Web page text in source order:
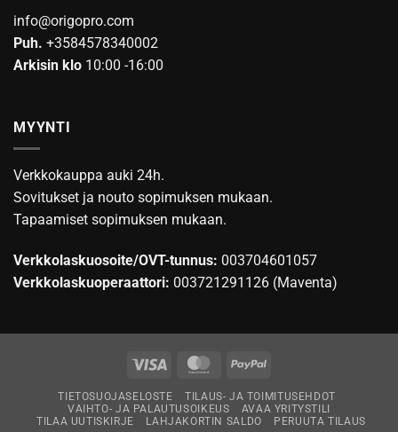
info@origopro.com
Puh. +3584578340002
Arkisin klo 10:00 -16:00
MYYNTI
Verkkokauppa auki 24h.
Sovitukset ja nouto sopimuksen mukaan.
Tapaamiset sopimuksen mukaan.
Verkkolaskuosoite/OVT-tunnus: 003704601057
Verkkolaskuoperaattori: 003721291126 (Maventa)
Visa MasterCardPayPal
TIETOSUOJASELOSTE
TILAUS- JA TOIMITUSEHDOT
VAIHTO- JA PALAUTUSOIKEUS
AVAA YRITYSTILI
TILAA UUTISKIRJE
LAHJAKORTIN SALDO PERUUTA TILAUS